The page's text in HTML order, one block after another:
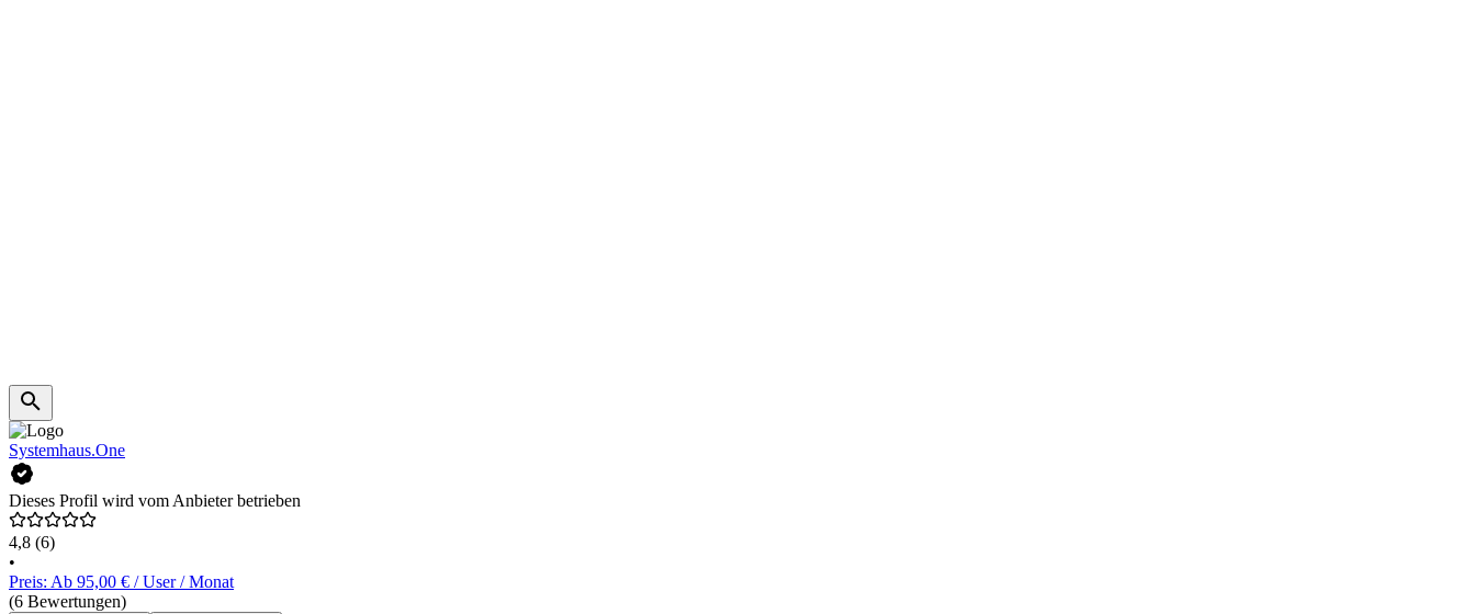
Systemhaus.One
Dieses Profil wird vom Anbieter betrieben
4,8 (6)
•
Preis: Ab 95,00 € / User / Monat
(6 Bewertungen)